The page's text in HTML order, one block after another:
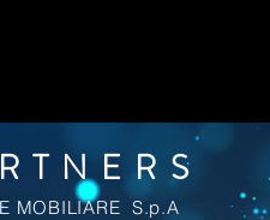
MOBILIARE S.p.A